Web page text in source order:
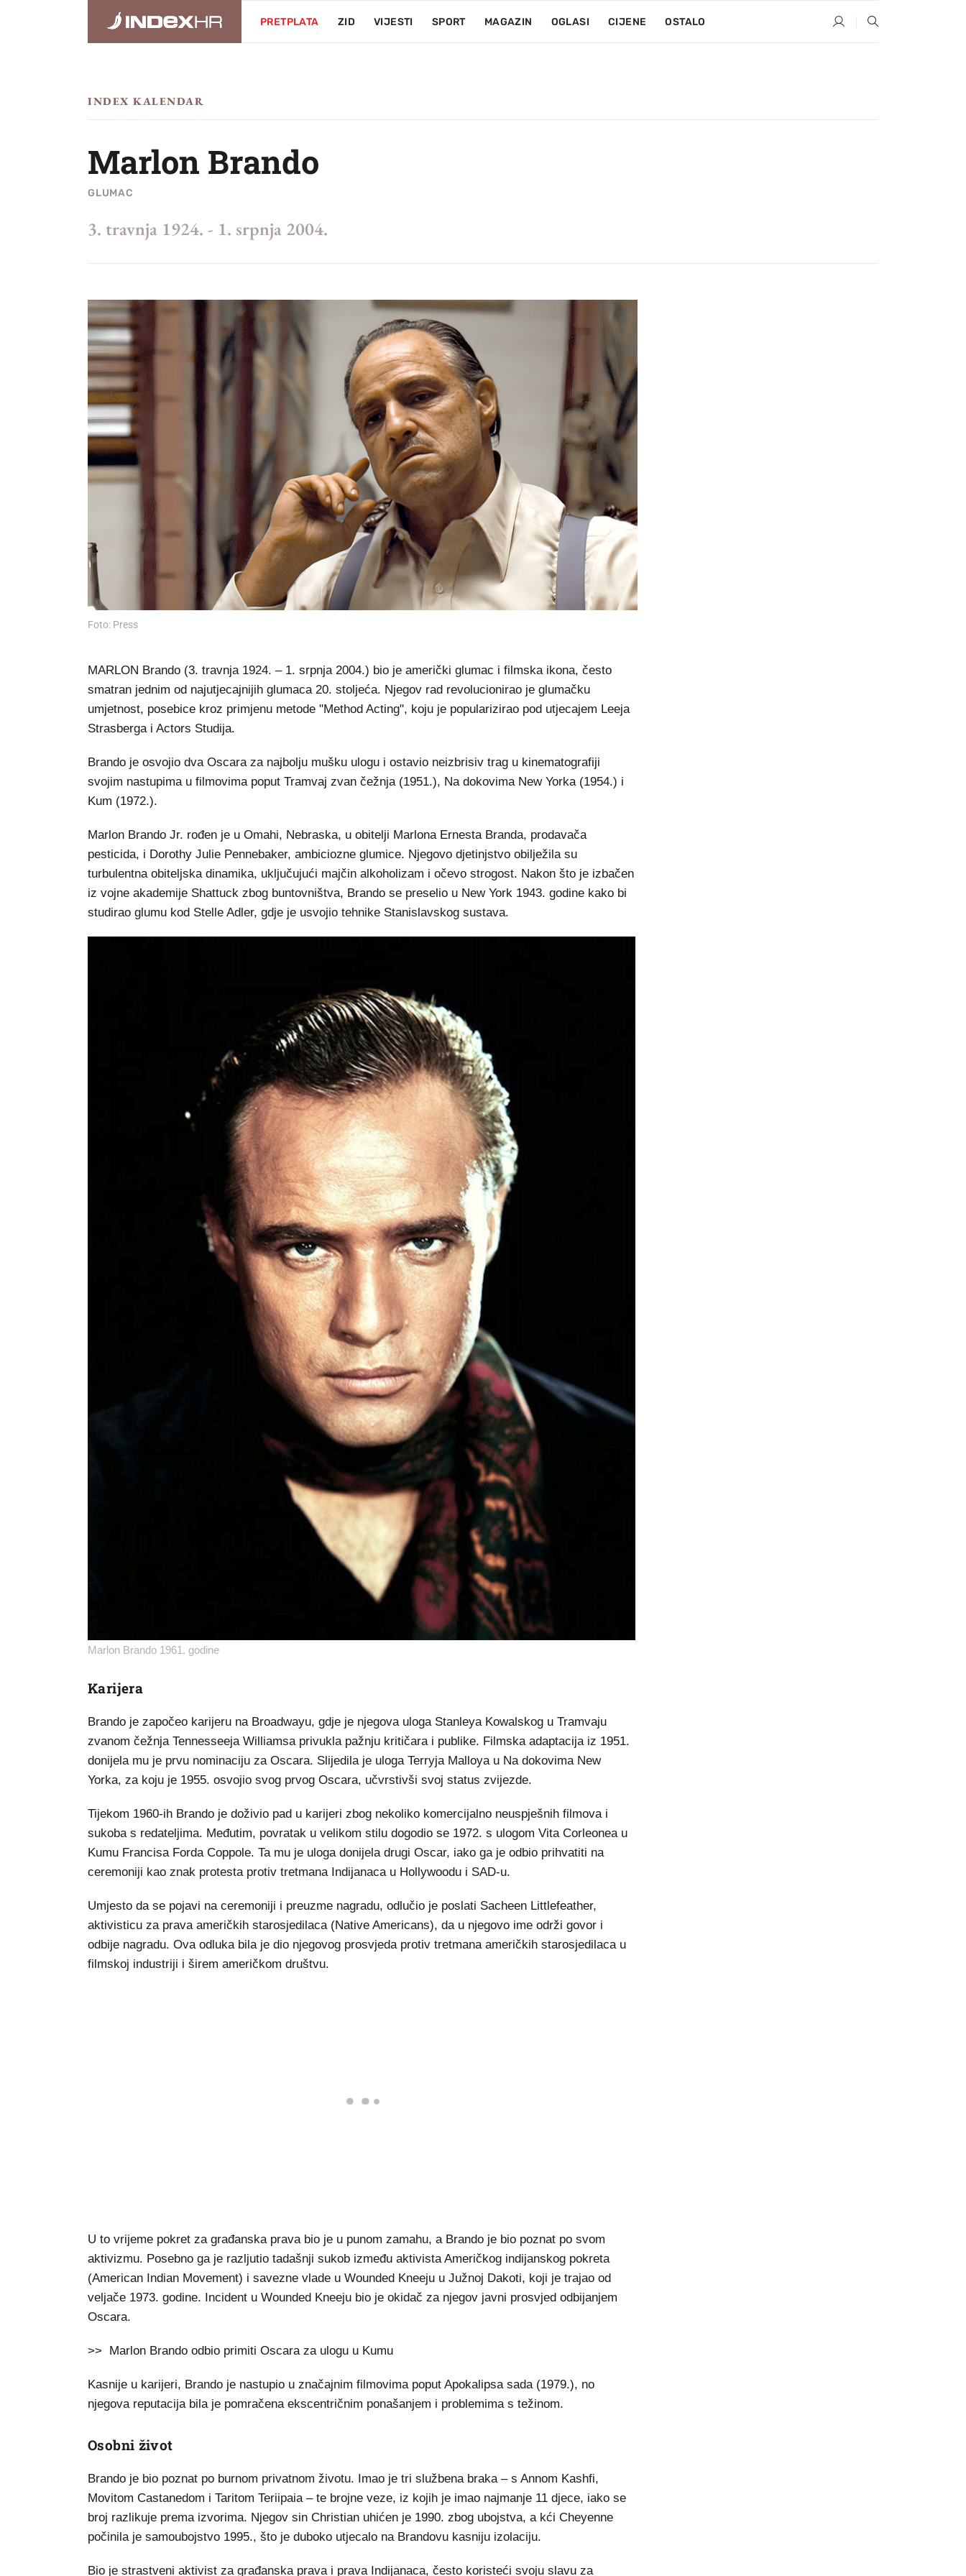
PRETPLATA ZID VIJESTI SPORT MAGAZIN OGLASI CIJENE OSTALO
INDEX KALENDAR
Marlon Brando
GLUMAC
3. travnja 1924. - 1. srpnja 2004.
Foto: Press
MARLON Brando (3. travnja 1924. – 1. srpnja 2004.) bio je američki glumac i filmska ikona, često
smatran jednim od najutjecajnijih glumaca 20. stoljeća. Njegov rad revolucionirao je glumačku
umjetnost, posebice kroz primjenu metode "Method Acting", koju je popularizirao pod utjecajem Leeja
Strasberga i Actors Studija.
Brando je osvojio dva Oscara za najbolju mušku ulogu i ostavio neizbrisiv trag u kinematografiji
svojim nastupima u filmovima poput Tramvaj zvan čežnja (1951.), Na dokovima New Yorka (1954.) i
Kum (1972.).
Marlon Brando Jr. rođen je u Omahi, Nebraska, u obitelji Marlona Ernesta Branda, prodavača
pesticida, i Dorothy Julie Pennebaker, ambiciozne glumice. Njegovo djetinjstvo obilježila su
turbulentna obiteljska dinamika, uključujući majčin alkoholizam i očevo strogost. Nakon što je izbačen
iz vojne akademije Shattuck zbog buntovništva, Brando se preselio u New York 1943. godine kako bi
studirao glumu kod Stelle Adler, gdje je usvojio tehnike Stanislavskog sustava.
Marlon Brando 1961. godine
Karijera
Brando je započeo karijeru na Broadwayu, gdje je njegova uloga Stanleya Kowalskog u Tramvaju
zvanom čežnja Tennesseeja Williamsa privukla pažnju kritičara i publike. Filmska adaptacija iz 1951.
donijela mu je prvu nominaciju za Oscara. Slijedila je uloga Terryja Malloya u Na dokovima New
Yorka, za koju je 1955. osvojio svog prvog Oscara, učvrstivši svoj status zvijezde.
Tijekom 1960-ih Brando je doživio pad u karijeri zbog nekoliko komercijalno neuspješnih filmova i
sukoba s redateljima. Međutim, povratak u velikom stilu dogodio se 1972. s ulogom Vita Corleonea u
Kumu Francisa Forda Coppole. Ta mu je uloga donijela drugi Oscar, iako ga je odbio prihvatiti na
ceremoniji kao znak protesta protiv tretmana Indijanaca u Hollywoodu i SAD-u.
Umjesto da se pojavi na ceremoniji i preuzme nagradu, odlučio je poslati Sacheen Littlefeather,
aktivisticu za prava američkih starosjedilaca (Native Americans), da u njegovo ime održi govor i
odbije nagradu. Ova odluka bila je dio njegovog prosvjeda protiv tretmana američkih starosjedilaca u
filmskoj industriji i širem američkom društvu.
U to vrijeme pokret za građanska prava bio je u punom zamahu, a Brando je bio poznat po svom
aktivizmu. Posebno ga je razljutio tadašnji sukob između aktivista Američkog indijanskog pokreta
(American Indian Movement) i savezne vlade u Wounded Kneeju u Južnoj Dakoti, koji je trajao od
veljače 1973. godine. Incident u Wounded Kneeju bio je okidač za njegov javni prosvjed odbijanjem
Oscara.
>> Marlon Brando odbio primiti Oscara za ulogu u Kumu
Kasnije u karijeri, Brando je nastupio u značajnim filmovima poput Apokalipsa sada (1979.), no
njegova reputacija bila je pomračena ekscentričnim ponašanjem i problemima s težinom.
Osobni život
Brando je bio poznat po burnom privatnom životu. Imao je tri službena braka – s Annom Kashfi,
Movitom Castanedom i Taritom Teriipaia – te brojne veze, iz kojih je imao najmanje 11 djece, iako se
broj razlikuje prema izvorima. Njegov sin Christian uhićen je 1990. zbog ubojstva, a kći Cheyenne
počinila je samoubojstvo 1995., što je duboko utjecalo na Brandovu kasniju izolaciju.
Bio je strastveni aktivist za građanska prava i prava Indijanaca, često koristeći svoju slavu za